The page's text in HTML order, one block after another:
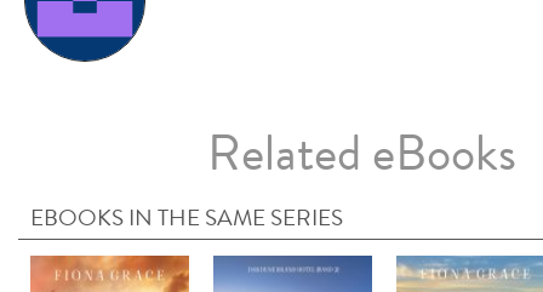
Related eBooks
EBOOKS IN THE SAME SERIES